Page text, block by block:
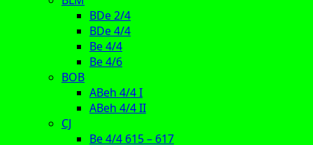
BDe 2/4
BDe 4/4
Be 4/4
Be 4/6
BOB
ABeh 4/4 I
ABeh 4/4 II
CJ
Be 4/4 615 – 617